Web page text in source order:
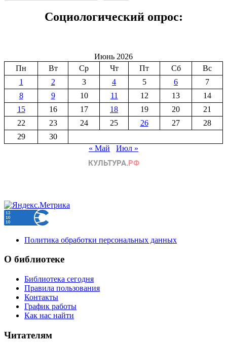
Социологический опрос:
Июнь 2026
Пн
Вт Ср Чт Пт Сб
Вс
1
2 3 4 5 6
7
8
9 10 11 12 13
14
15
16 17 18 19 20
21
22
23 24 25 26 27
28
29
30
« Май
Июл »
Политика обработки персональных данных
О библиотеке
Библиотека сегодня
Правила пользования
Контакты
График работы
Как нас найти
Читателям